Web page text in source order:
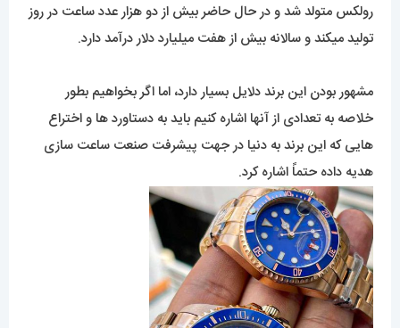
رولکس متولد شد و در حال حاضر بیش از دو هزار عدد ساعت در روز
تولید میکند و سالانه بیش از هفت میلیارد دلار درآمد دارد.
مشهور بودن این برند دلایل بسیار دارد، اما اگر بخواهیم بطور
خلاصه به تعدادی از آنها اشاره کنیم باید به دستاورد ها و اختراع
هایی که این برند به دنیا در جهت پیشرفت صنعت ساعت سازی
هدیه داده حتماً اشاره کرد.